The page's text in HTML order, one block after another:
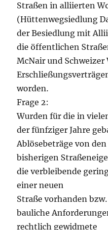
Straßen in alliierten
(Hüttenwegsiedlung
der Besiedlung mit
die öffentlichen
McNair und
worden.
Frage 2:
Wurden für die in
der fünfziger Jahre
Ablösebeträge von den
bisherigen
die verbleibende
einer neuen
Straße vorhanden
bauliche
rechtlich gewidmete